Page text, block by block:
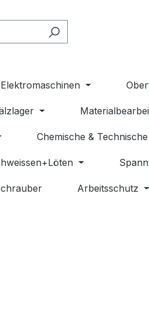
Elektromaschinen
Chemische &
Arbeitsschutz